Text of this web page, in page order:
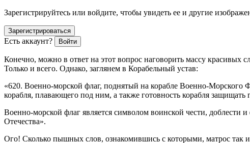
Зарегистрируйтесь или войдите, чтобы увидеть ее и другие
Зарегистрироваться
Есть аккаунт? Войти
Конечно, можно в ответ на этот вопрос наговорить массу
Только и всего. Однако, заглянем в Корабельный устав:
«620. Военно-морской флаг, поднятый на корабле Военно-Морского
корабля, плавающего под ним, а также готовность корабля
Военно-морской флаг является символом воинской чести,
Отечества».
Ого! Сколько пышных слов, ознакомившись с которыми, матрос так и